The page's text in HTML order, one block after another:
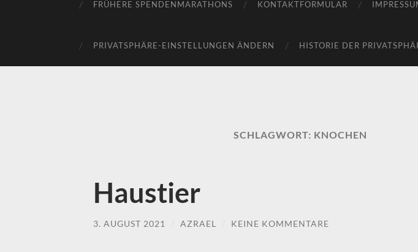
FRÜHERE SPENDENMARATHONS KONTAKTFORMULAR
PRIVATSPHÄRE-EINSTELLUNGEN ÄNDERN HISTORIE DER
SCHLAGWORT: KNOCHEN
Haustier
3. AUGUST 2021 AZRAEL KEINE KOMMENTARE